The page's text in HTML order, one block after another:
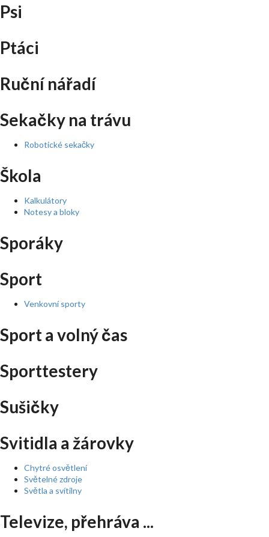
Psi
Ptáci
Ruční nářadí
Sekačky na trávu
Robotické sekačky
Škola
Kalkulátory
Notesy a bloky
Sporáky
Sport
Venkovní sporty
Sport a volný čas
Sporttestery
Sušičky
Svitidla a žárovky
Chytré osvětlení
Světelné zdroje
Světla a svítilny
Televize, přehráva ...